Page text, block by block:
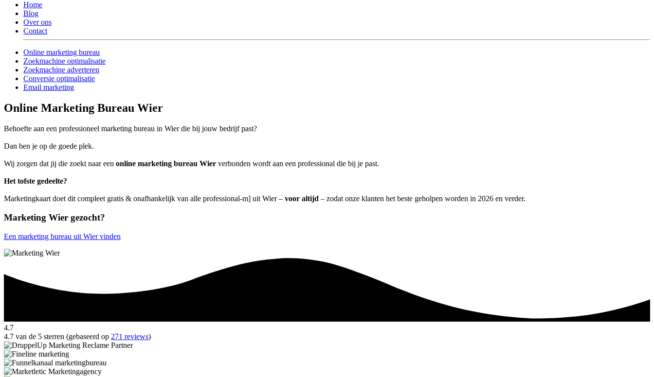
Home
Blog
Over ons
Contact
Online marketing bureau
Zoekmachine optimalisatie
Zoekmachine adverteren
Conversie optimalisatie
Email marketing
Online Marketing Bureau Wier
Behoefte aan een professioneel marketing bureau in Wier die bij jouw bedrijf past?
Dan ben je op de goede plek.
Wij zorgen dat jij die zoekt naar een online marketing bureau Wier verbonden wordt aan een professional die bij je past.
Het tofste gedeelte?
Marketingkaart doet dit compleet gratis & onafhankelijk van alle professional-m] uit Wier – voor altijd – zodat onze klanten het beste geholpen worden in 2026 en verder.
Marketing Wier gezocht?
Een marketing bureau uit Wier vinden
4.7
4.7 van de 5 sterren (gebaseerd op 271 reviews)